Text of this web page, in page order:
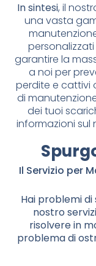
In sintesi, il
una vasta
garantire la
a noi per
perdite e cattivi
di
dei tuoi
informazioni sul
Il Servizio per
Hai problemi
nostro
risolvere in
problema di